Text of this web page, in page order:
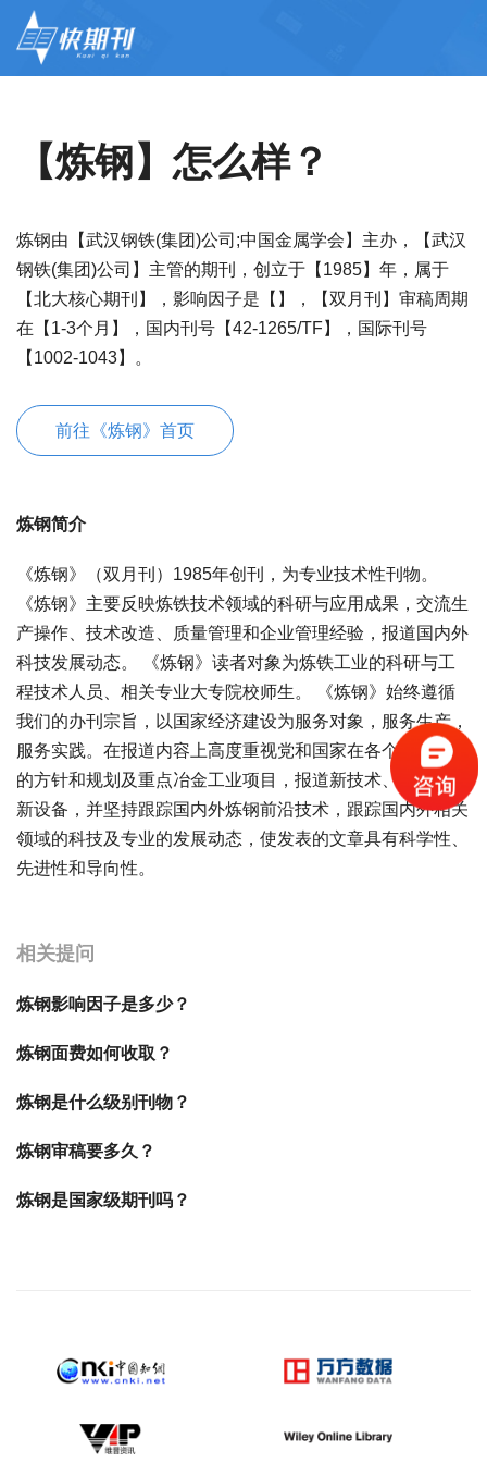
【炼钢】怎么样？
炼钢由【武汉钢铁(集团)公司;中国金属学会】主办，【武汉
钢铁(集团)公司】主管的期刊，创立于【1985】年，属于
【北大核心期刊】，影响因子是【】，【双月刊】审稿周期
在【1-3个月】，国内刊号【42-1265/TF】，国际刊号
【1002-1043】。
前往《炼钢》首页
炼钢简介
《炼钢》（双月刊）1985年创刊，为专业技术性刊物。
《炼钢》主要反映炼铁技术领域的科研与应用成果，交流生
产操作、技术改造、质量管理和企业管理经验，报道国内外
科技发展动态。 《炼钢》读者对象为炼铁工业的科研与工
程技术人员、相关专业大专院校师生。 《炼钢》始终遵循
我们的办刊宗旨，以国家经济建设为服务对象，服务生产，
服务实践。在报道内容上高度重视党和国家在各个时期发展
的方针和规划及重点冶金工业项目，报道新技术、新工艺、
新设备，并坚持跟踪国内外炼钢前沿技术，跟踪国内外相关
领域的科技及专业的发展动态，使发表的文章具有科学性、
先进性和导向性。
相关提问
炼钢影响因子是多少？
炼钢面费如何收取？
炼钢是什么级别刊物？
炼钢审稿要多久？
炼钢是国家级期刊吗？